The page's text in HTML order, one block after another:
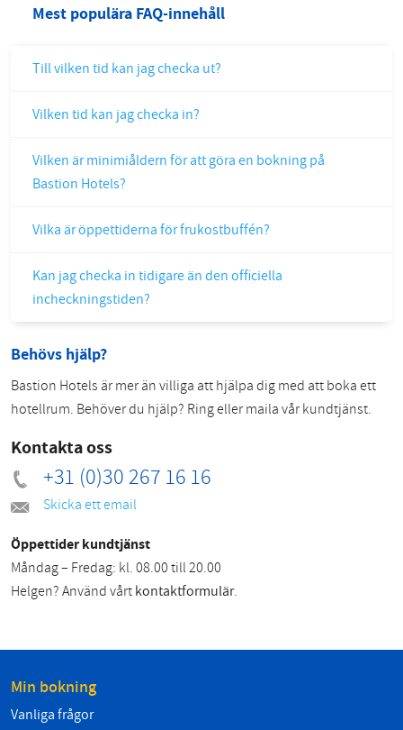
Mest populära FAQ-innehåll
Till vilken tid kan jag checka ut?
Vilken tid kan jag checka in?
Vilken är minimiåldern för att göra en bokning på
Bastion Hotels?
Vilka är öppettiderna för frukostbuffén?
Kan jag checka in tidigare än den officiella
incheckningstiden?
Behövs hjälp?
Bastion Hotels är mer än villiga att hjälpa dig med att boka ett
hotellrum. Behöver du hjälp? Ring eller maila vår kundtjänst.
Kontakta oss
+31 (0)30 267 16 16
Skicka ett email
Öppettider kundtjänst
Måndag – Fredag: kl. 08.00 till 20.00
Helgen? Använd vårtkontaktformulär.
Min bokning
Vanliga frågor